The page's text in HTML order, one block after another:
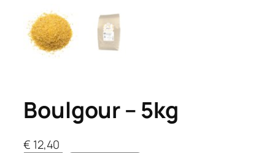
Boulgour – 5kg
€ 12,40